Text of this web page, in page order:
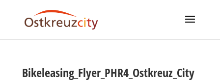
Bikeleasing_Flyer_PHR4_Ostkreuz_City